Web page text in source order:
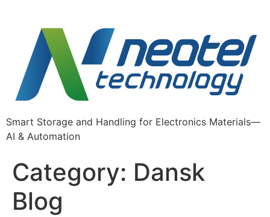
Smart Storage and Handling for Electronics Materials—
AI & Automation
Category: Dansk
Blog